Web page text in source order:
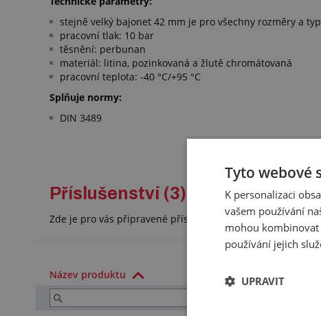
stejně velký bajonet 42 mm je pro všechny rozměry a
pracovní tlak: 10 bar
těsnění: perbunan
materiál: litina, pozinkovaná a žlutě chromátovaná
pracovní teplota: -40 °C/+95 °C
Splňuje normy:
DIN 3489
Příslušenství (3)
Zde je pro vás připravené příslušenství, které
Název produktu
Tyto webové
K personalizaci
vašem používání
mohou
používání jejich
UPRAVIT